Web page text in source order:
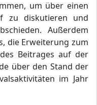
um über einen
zu diskutieren und
Außerdem
die Erweiterung zum
Beitrages auf der
über den Stand der
im Jahr